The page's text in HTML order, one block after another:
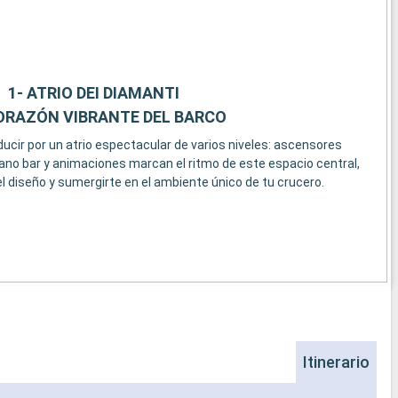
1- ATRIO DEI DIAMANTI
VIBRANTE DEL BARCO
por un atrio espectacular de varios niveles: ascensores
bar y animaciones marcan el ritmo de este espacio central,
diseño y sumergirte en el ambiente único de tu crucero.
Itinerario